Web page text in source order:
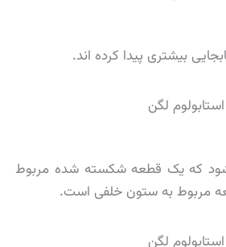
بیشتری پیدا کرده اند.
که یک قطعه شکسته شده مربوط
مربوط به ستون خلفی است.